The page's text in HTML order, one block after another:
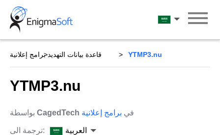
Skip
content
العربية
قاعدة بيانات التهديد برامج إعلانية YTMP3.nu
YTMP3.nu
CagedTech في برامج إعلانية
ترجمة الى: العربية